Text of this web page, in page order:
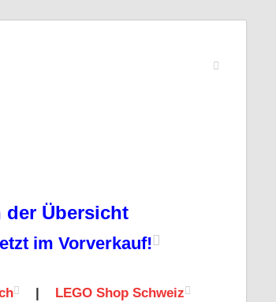
der Übersicht
im Vorverkauf!
LEGO Shop Schweiz